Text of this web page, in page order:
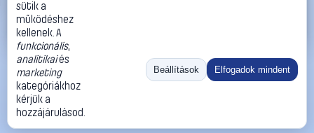
Kosárba
«
Ugrás:
Méret:
Rendezés:
©2026
ThermoScope
ÁSZF
Cégbemutató
sütik a
működéshez
kellenek. A
funkcionális,
analitikaiés
marketing
kategóriákhoz
kérjük a
hozzájárulásod.
Beállítások Elfogadok mindent